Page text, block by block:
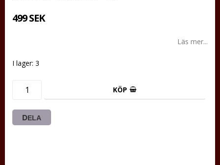
499 SEK
Läs mer...
I lager: 3
KÖP
DELA